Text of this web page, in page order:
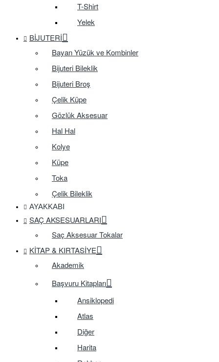
T-Shirt
Yelek
BIJUTERI
Bayan Yüzük ve Kombinler
Bijuteri Bileklik
Bijuteri Broş
Çelik Küpe
Gözlük Aksesuar
Hal Hal
Kolye
Küpe
Toka
Çelik Bileklik
AYAKKABI
SAÇ AKSESUARLARI
Saç Aksesuar Tokalar
KITAP & KIRTASIYE
Akademik
Başvuru Kitapları
Ansiklopedi
Atlas
Diğer
Harita